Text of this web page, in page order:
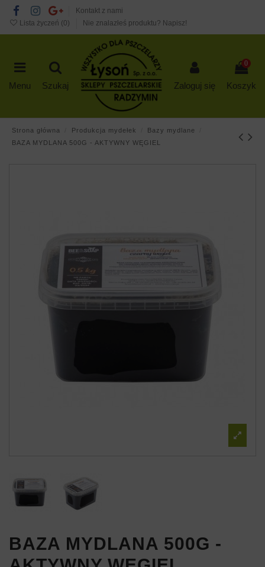
Kontakt z nami
Lista życzeń (0) Nie znalazłeś produktu? Napisz!
Menu Szukaj Zaloguj się
0
Koszyk
Strona główna Produkcja mydełek
Bazy mydlane
BAZA MYDLANA 500G - AKTYWNY WĘGIEL
BAZA MYDLANA 500G -